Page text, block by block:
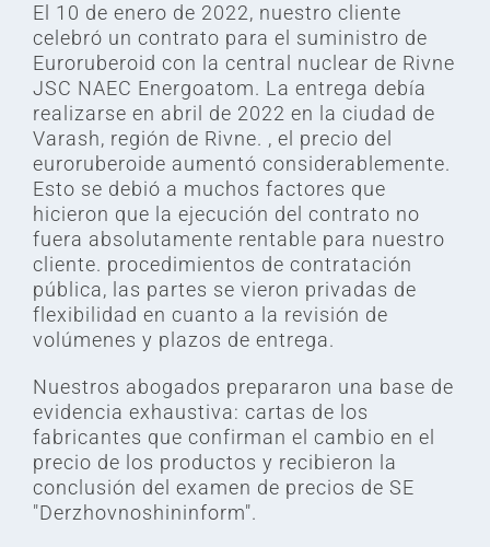
El 10 de enero de 2022, nuestro cliente
celebró un contrato para el suministro de
Euroruberoid con la central nuclear de Rivne
JSC NAEC Energoatom. La entrega debía
realizarse en abril de 2022 en la ciudad de
Varash, región de Rivne. , el precio del
euroruberoide aumentó considerablemente.
Esto se debió a muchos factores que
hicieron que la ejecución del contrato no
fuera absolutamente rentable para nuestro
cliente. procedimientos de contratación
pública, las partes se vieron privadas de
flexibilidad en cuanto a la revisión de
volúmenes y plazos de entrega.
Nuestros abogados prepararon una base de
evidencia exhaustiva: cartas de los
fabricantes que confirman el cambio en el
precio de los productos y recibieron la
conclusión del examen de precios de SE
"Derzhovnoshininform".